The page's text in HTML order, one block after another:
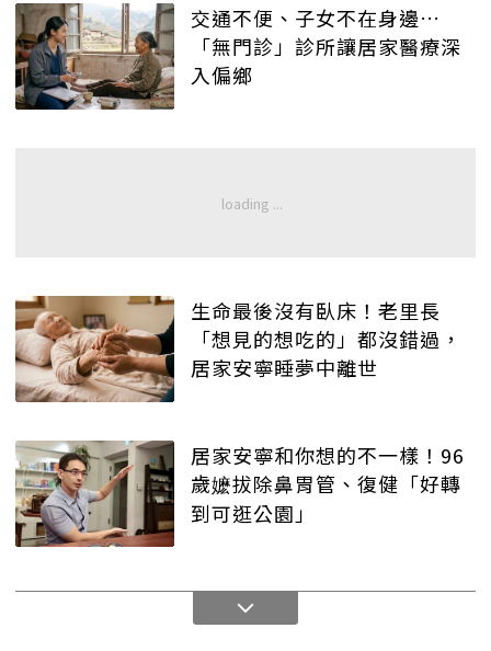
交通不便、子女不在身邊…
「無門診」診所讓居家醫療深
入偏鄉
生命最後沒有臥床！老里長
「想見的想吃的」都沒錯過，
居家安寧睡夢中離世
居家安寧和你想的不一樣！96
歲嬷拔除鼻胃管、復健「好轉
到可逛公園」